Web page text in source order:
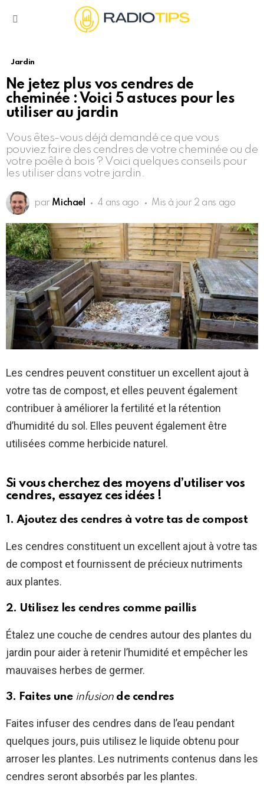
Jardin
Ne jetez plus vos cendres de
cheminée : Voici 5 astuces pour les
utiliser au jardin
Vous êtes-vous déjà demandé ce que vous
pouviez faire des cendres de votre cheminée ou de
votre poêle à bois ? Voici quelques conseils pour
les utiliser dans votre jardin.
par Michael 4 ans ago Mis à jour 2 ans ago
Les cendres peuvent constituer un excellent ajout à
votre tas de compost, et elles peuvent également
contribuer à améliorer la fertilité et la rétention
d’humidité du sol. Elles peuvent également être
utilisées comme herbicide naturel.
Si vous cherchez des moyens d’utiliser vos
cendres, essayez ces idées !
1. Ajoutez des cendres à votre tas de compost
Les cendres constituent un excellent ajout à votre tas
de compost et fournissent de précieux nutriments
aux plantes.
2. Utilisez les cendres comme paillis
Étalez une couche de cendres autour des plantes du
jardin pour aider à retenir l’humidité et empêcher les
mauvaises herbes de germer.
3. Faites une infusionde cendres
Faites infuser des cendres dans de l’eau pendant
quelques jours, puis utilisez le liquide obtenu pour
arroser les plantes. Les nutriments contenus dans les
cendres seront absorbés par les plantes.